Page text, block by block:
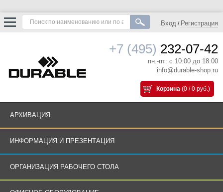
Вход / Регистрация
+7 (495) 232-07-42
пн.-пт: с 10:00 до 18:00
info@durable-shop.ru
Корзина (0 / 0 руб.)
АРХИВАЦИЯ
ИНФОРМАЦИЯ И ПРЕЗЕНТАЦИЯ
ОРГАНИЗАЦИЯ РАБОЧЕГО СТОЛА